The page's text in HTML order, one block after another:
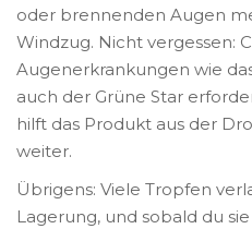
oder brennenden Augen
Windzug. Nicht vergessen:
Augenerkrankungen wie
auch der Grüne Star
hilft das Produkt aus der
weiter.
Übrigens: Viele Tropfen
Lagerung, und sobald du